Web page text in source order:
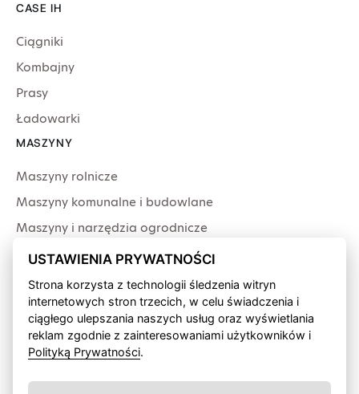
CASE IH
Ciągniki
Kombajny
Prasy
Ładowarki
MASZYNY
Maszyny rolnicze
Maszyny komunalne i budowlane
Maszyny i narzędzia ogrodnicze
Producenci
USŁUGI
Serwis
Produkcja przewodów
Finansowanie fabryczne
Wypożyczalnia sprzętu
USTAWIENIA PRYWATNOŚCI
Strona korzysta z technologii śledzenia witryn
internetowych stron trzecich, w celu świadczenia i
ciągłego ulepszania naszych usług oraz wyświetlania
reklam zgodnie z zainteresowaniami użytkowników i
Polityką Prywatności.